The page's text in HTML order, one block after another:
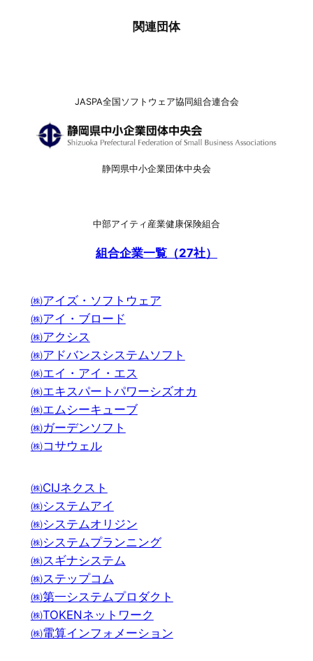
関連団体
JASPA全国ソフトウェア協同組合連合会
静岡県中小企業団体中央会
中部アイティ産業健康保険組合
組合企業一覧（27社）
㈱アイズ・ソフトウェア
㈱アイ・ブロード
㈱アクシス
㈱アドバンスシステムソフト
㈱エイ・アイ・エス
㈱エキスパートパワーシズオカ
㈱エムシーキューブ
㈱ガーデンソフト
㈱コサウェル
㈱CIJネクスト
㈱システムアイ
㈱システムオリジン
㈱システムプランニング
㈱スギナシステム
㈱ステップコム
㈱第一システムプロダクト
㈱TOKENネットワーク
㈱電算インフォメーション